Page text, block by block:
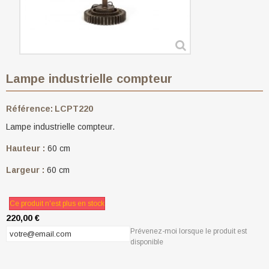
Lampe industrielle compteur
Référence: LCPT220
Lampe industrielle compteur.
Hauteur : 60 cm
Largeur : 60 cm
Ce produit n'est plus en stock
220,00 €
Prévenez-moi lorsque le produit est
disponible